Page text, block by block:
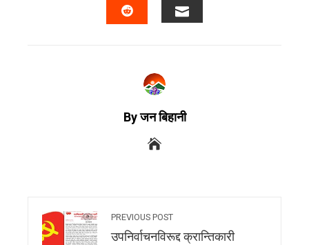
By जन बिहानी
PREVIOUS POST
उपनिर्वाचनविरूद्द क्रान्तिकारी